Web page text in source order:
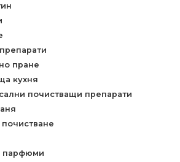
пране
кухня
почистващи препарати
почистване
парфюми